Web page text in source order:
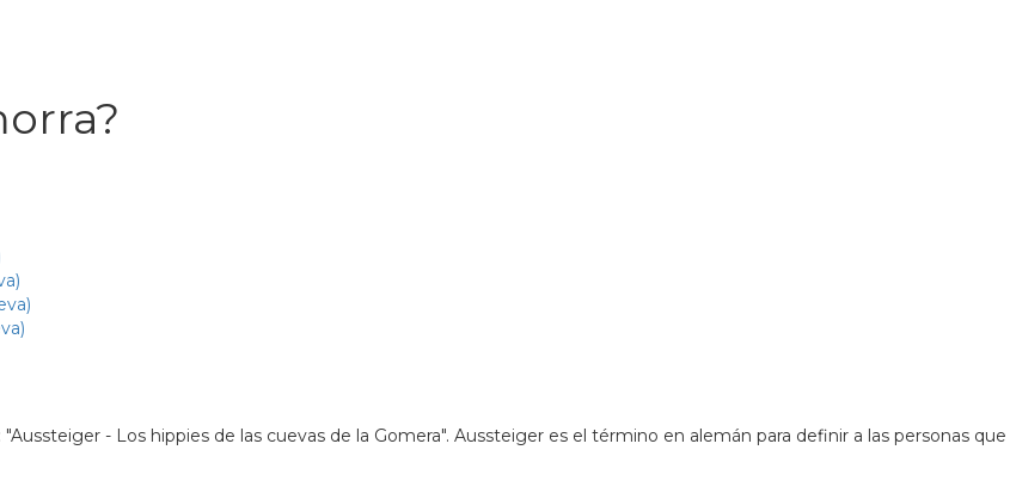
- Los hippies de las cuevas de la Gomera". Aussteiger es el término en alemán para definir a las personas que